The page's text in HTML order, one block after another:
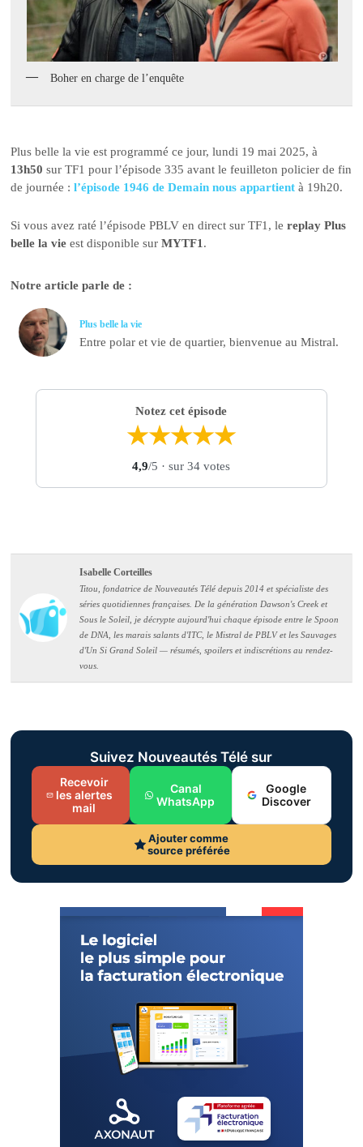
Boher en charge de l’enquête
Plus belle la vie est programmé ce jour, lundi 19 mai 2025, à
13h50 sur TF1 pour l’épisode 335 avant le feuilleton policier de fin
de journée :l’épisode 1946 de Demain nous appartient à 19h20.
Si vous avez raté l’épisode PBLV en direct sur TF1, lereplay Plus
belle la vie est disponible surMYTF1 .
Notre article parle de :
Plus belle la vie
Entre polar et vie de quartier, bienvenue au Mistral.
Notez cet épisode
★★★★★
4,9/5 · sur 34 votes
Isabelle Corteilles
Titou, fondatrice de Nouveautés Télé depuis 2014 et spécialiste des
séries quotidiennes françaises. De la génération Dawson's Creek et
Sous le Soleil, je décrypte aujourd'hui chaque épisode entre le Spoon
de DNA, les marais salants d'ITC, le Mistral de PBLV et les Sauvages
d'Un Si Grand Soleil — résumés, spoilers et indiscrétions au rendez-
vous.
Suivez Nouveautés Télé sur
Recevoir
les alertes
mail
Canal
WhatsApp
Google
Discover
Ajouter comme
source préférée